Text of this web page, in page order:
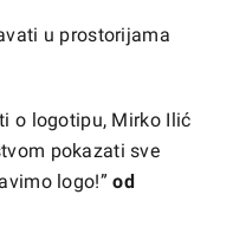
u prostorijama
o logotipu, Mirko Ilić
pokazati sve
logo!”od